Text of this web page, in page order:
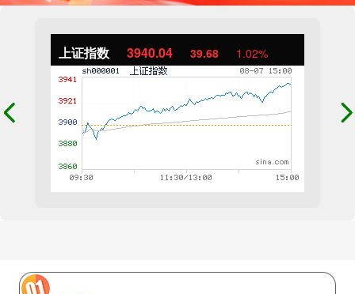
上证指数 3940.04 39.68 1.02%